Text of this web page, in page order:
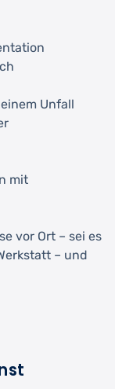
Unfall
mit
vor Ort – sei es
– und